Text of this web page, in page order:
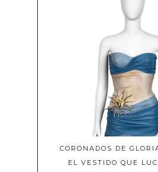
CORONADOS DE
EL VESTIDO QUE